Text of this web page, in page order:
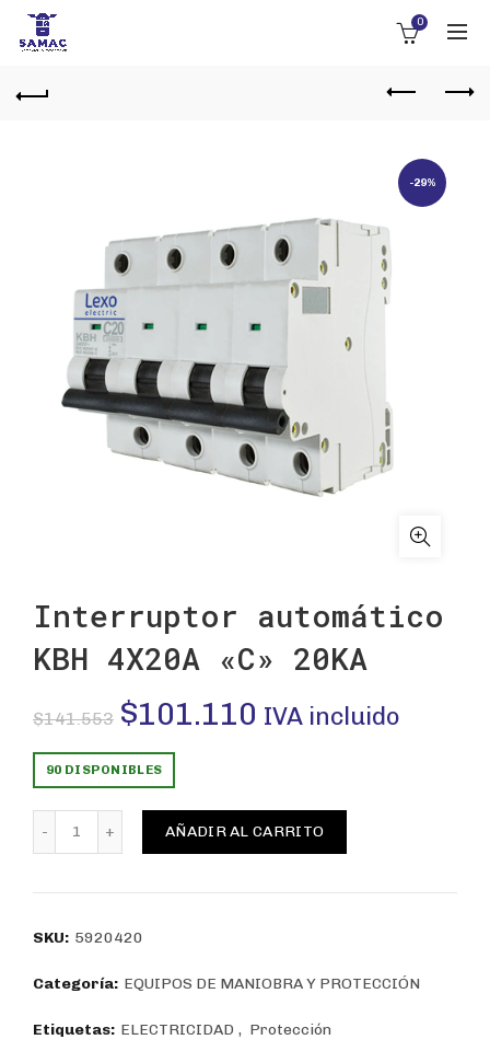
0
-29%
Interruptor automático
KBH 4X20A «C» 20KA
$141.553 El
precio
original
era:
$101.110 El
actual
es:
IVA incluido
90 DISPONIBLES
Interruptor automático KBH 4X20A "C" 20KA cantidad
AÑADIR AL CARRITO
SKU: 5920420
Categoría: EQUIPOS DE MANIOBRA Y PROTECCIÓN
Etiquetas: ELECTRICIDAD , Protección